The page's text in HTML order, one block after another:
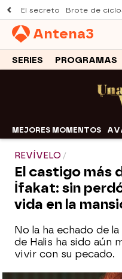
El secreto Brote de
Antena3
SERIES PROGRAMAS
MEJORES MOMENTOS
REVÍVELO
El castigo más
İfakat: sin
vida en la
No la ha echado de
de Halis ha sido aún
vivir con su pecado.